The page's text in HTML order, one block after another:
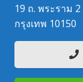
19 ถ. พระราม
กรุงเทพ 10150